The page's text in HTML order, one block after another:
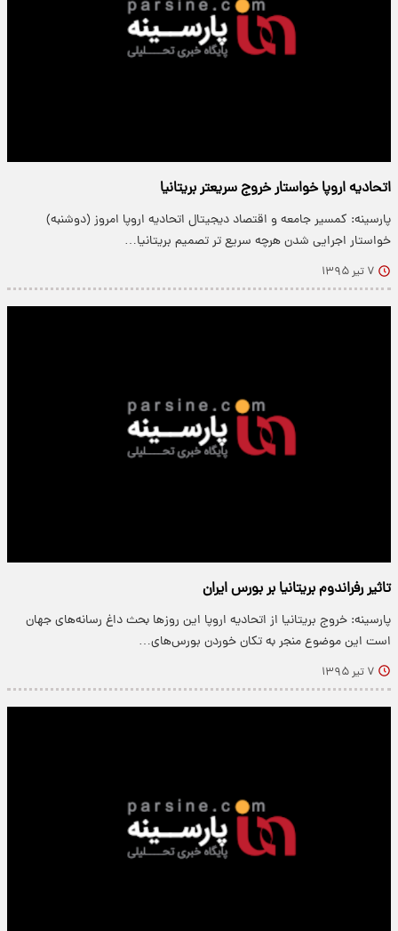
اتحادیه‌ اروپا خواستار خروج سریعتر بریتانیا
پارسینه: کمسیر جامعه و اقتصاد دیجیتال اتحادیه اروپا امروز (دوشنبه)
خواستار اجرایی شدن هرچه سریع تر تصمیم بریتانیا…
۷ تیر ۱۳۹۵
تاثیر رفراندوم بریتانیا بر بورس ایران
پارسینه: خروج بریتانیا از اتحادیه اروپا این روزها بحث داغ رسانه‌های جهان
است این موضوع منجر به تکان خوردن بورس‌های…
۷ تیر ۱۳۹۵